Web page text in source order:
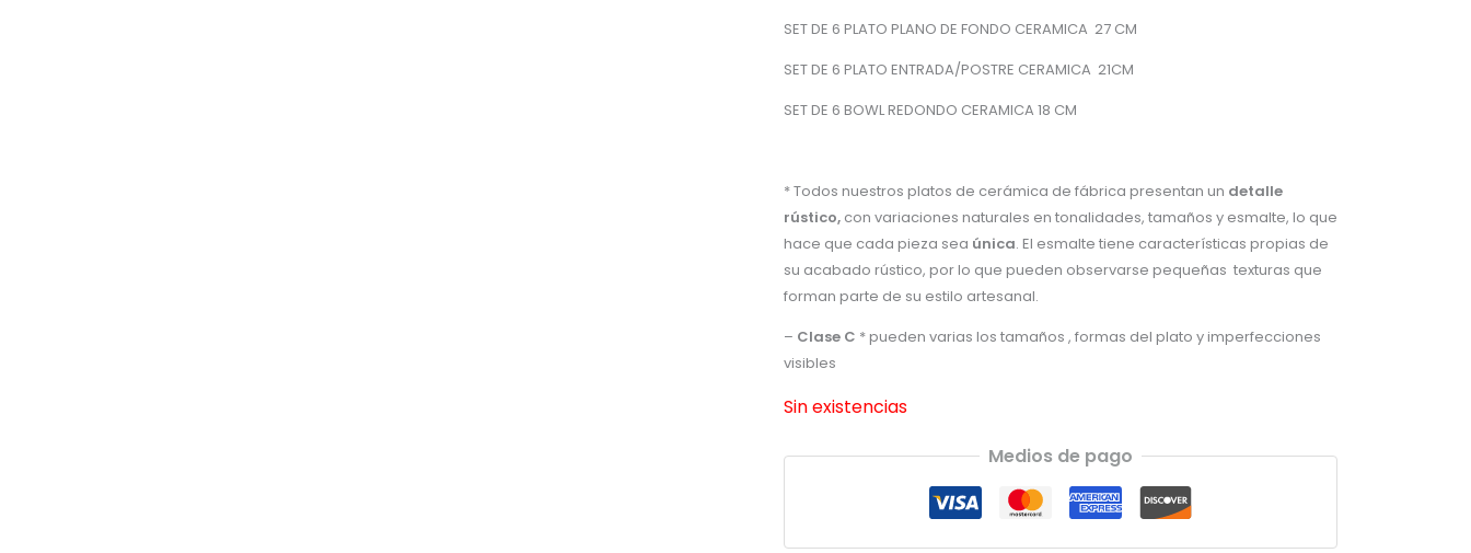
SET DE 6 PLATO PLANO DE FONDO CERAMICA 27 CM
SET DE 6 PLATO ENTRADA/POSTRE CERAMICA 21CM
SET DE 6 BOWL REDONDO CERAMICA 18 CM
* Todos nuestros platos de cerámica de fábrica presentan un detalle
rústico, con variaciones naturales en tonalidades, tamaños y esmalte, lo que
hace que cada pieza sea única. El esmalte tiene características propias de
su acabado rústico, por lo que pueden observarse pequeñas texturas que
forman parte de su estilo artesanal.
– Clase C * pueden varias los tamaños , formas del plato y imperfecciones
visibles
Sin existencias
Medios de pago